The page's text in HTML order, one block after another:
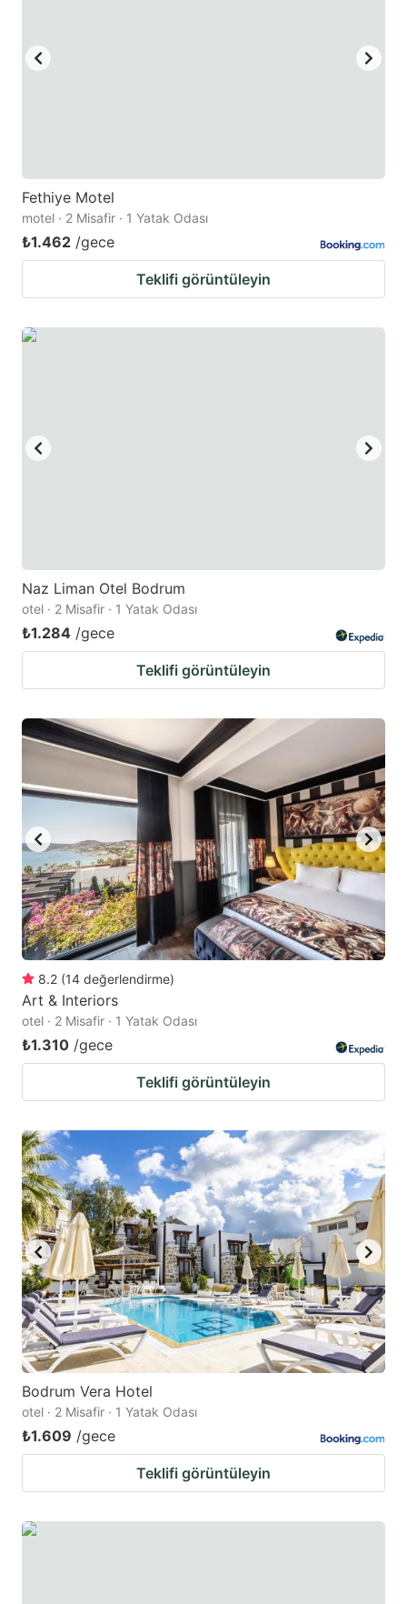
Fethiye Motel
motel · 2 Misafir · 1 Yatak Odası
₺1.462 /gece
Teklifi görüntüleyin
Naz Liman Otel Bodrum
otel · 2 Misafir · 1 Yatak Odası
₺1.284 /gece
Teklifi görüntüleyin
8.2 (14 değerlendirme)
Art & Interiors
otel · 2 Misafir · 1 Yatak Odası
₺1.310 /gece
Teklifi görüntüleyin
Bodrum Vera Hotel
otel · 2 Misafir · 1 Yatak Odası
₺1.609 /gece
Teklifi görüntüleyin